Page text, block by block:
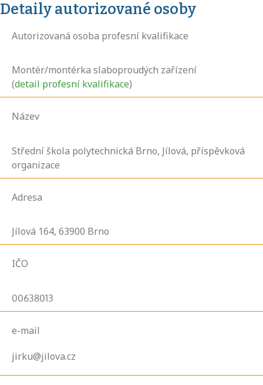
Detaily autorizované osoby
Autorizovaná osoba profesní kvalifikace
Montér/montérka slaboproudých zařízení
(detail profesní kvalifikace)
Název
Střední škola polytechnická Brno, Jílová, příspěvková
organizace
Adresa
Jílová 164, 63900 Brno
IČO
00638013
e-mail
jirku@jilova.cz